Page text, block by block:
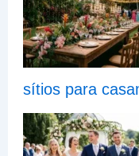
sítios para